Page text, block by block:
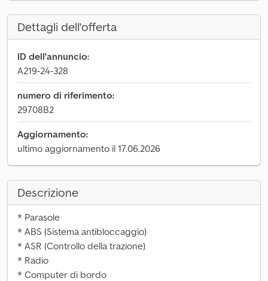
Dettagli dell'offerta
ID dell'annuncio:
A219-24-328
numero di riferimento:
29708B2
Aggiornamento:
ultimo aggiornamento il 17.06.2026
Descrizione
* Parasole
* ABS (Sistema antibloccaggio)
* ASR (Controllo della trazione)
* Radio
* Computer di bordo